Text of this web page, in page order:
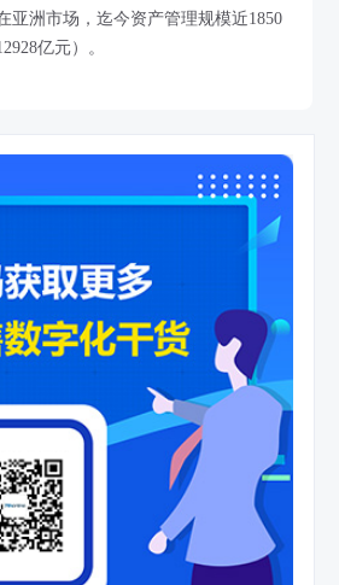
亚洲市场，迄今资产管理规模近1850
亿元）。